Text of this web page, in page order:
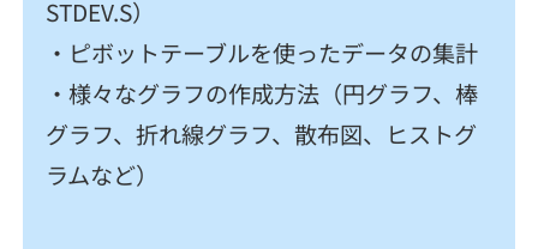
STDEV.S）
・ピボットテーブルを使ったデータの集計
・様々なグラフの作成方法（円グラフ、棒
グラフ、折れ線グラフ、散布図、ヒストグ
ラムなど）